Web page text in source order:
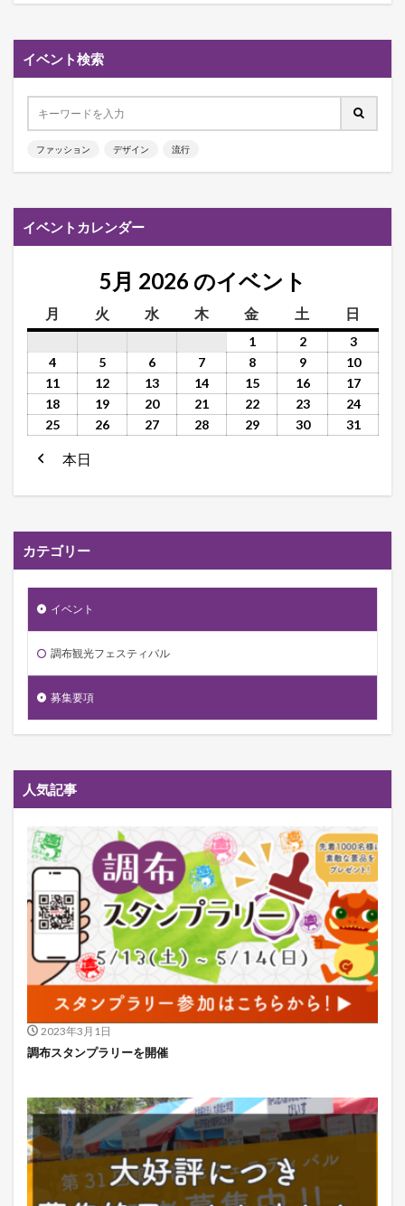
イベント検索
ファッション デザイン 流行
イベントカレンダー
5月 2026 のイベント
月 火 水 木 金 土 日
1 2
3
4
5 6 7 8 9
10
11
12 13 14 15 16
17
18
19 20 21 22 23
24
25
26 27 28 29 30 31
前
へ
本日
カテゴリー
イベント
調布観光フェスティバル
募集要項
人気記事
2023年3月1日
調布スタンプラリーを開催